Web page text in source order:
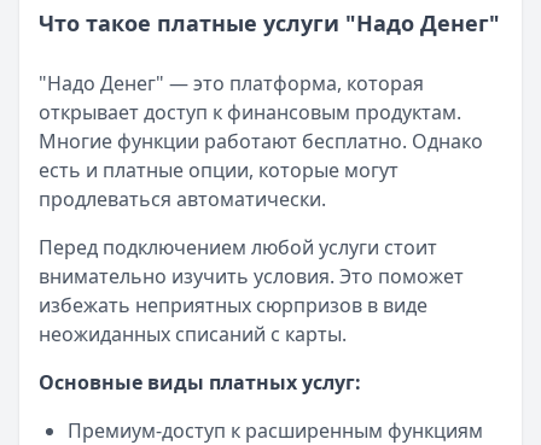
Что такое платные услуги "Надо Денег"
"Надо Денег" — это платформа, которая
открывает доступ к финансовым продуктам.
Многие функции работают бесплатно. Однако
есть и платные опции, которые могут
продлеваться автоматически.
Перед подключением любой услуги стоит
внимательно изучить условия. Это поможет
избежать неприятных сюрпризов в виде
неожиданных списаний с карты.
Основные виды платных услуг:
Премиум-доступ к расширенным функциям